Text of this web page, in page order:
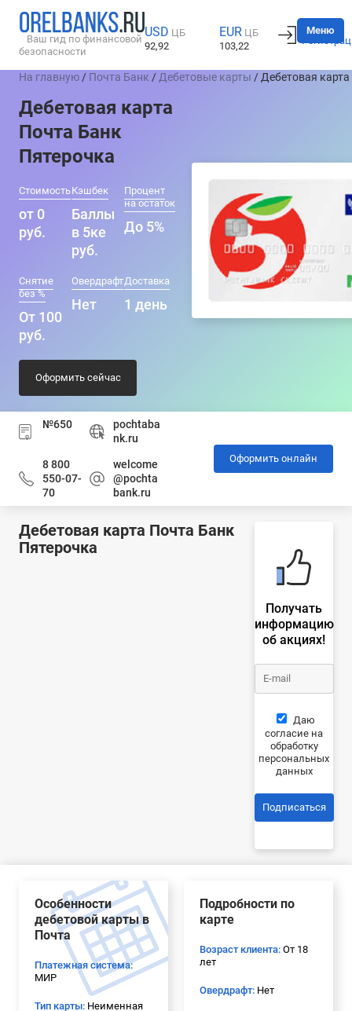
Ваш гид по финансовой
безопасности
USD ЦБ
92,92
EUR ЦБ
103,22
Вход
Меню
На главную / Почта Банк / Дебетовые карты / Дебетовая
Дебетовая карта
Почта Банк
Пятерочка
Стоимость
от 0
руб.
Кэшбек
Баллы
в 5ке
руб.
Процент
на остаток
До 5%
Снятие
без %
От 100
руб.
Овердрафт
Нет
Доставка
1 день
Оформить сейчас
№650
pochtaba
nk.ru
8 800
550-07-
70
welcome
@pochta
bank.ru
Оформить онлайн
Дебетовая карта Почта Банк
Пятерочка
Получать
информацию
об акциях!
Даю
согласие на
обработку
персональных
данных
Подписаться
Особенности
дебетовой карты в
Почта
Платежная система:
МИР
Тип карты: Неименная
Подробности по
карте
Возраст клиента: От 18
лет
Овердрафт: Нет